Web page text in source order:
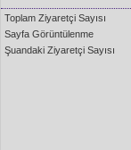
Toplam Ziyaretçi Sayısı
Sayfa Görüntülenme
Şuandaki Ziyaretçi Sayısı